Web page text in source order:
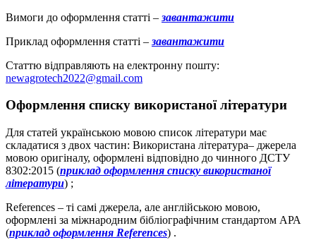
Вимоги до оформлення статті – завантажити
Приклад оформлення статті – завантажити
Статтю відправляють на електронну пошту:
newagrotech2022@gmail.com
Оформлення списку використаної літератури
Для статей українською мовою список літератури має
складатися з двох частин: Використана література– джерела
мовою оригіналу, оформлені відповідно до чинного ДСТУ
8302:2015 (приклад оформлення списку використаної
літератури) ;
References – ті самі джерела, але англійською мовою,
оформлені за міжнародним бібліографічним стандартом АРА
(приклад оформлення References) .